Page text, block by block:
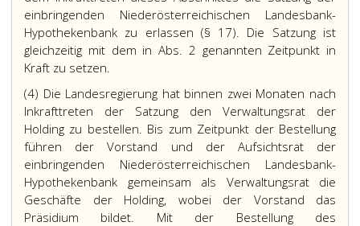
einbringenden Niederösterreichischen Landesbank-
Hypothekenbank zu erlassen (§ 17). Die Satzung ist
gleichzeitig mit dem in Abs. 2 genannten Zeitpunkt in
Kraft zu setzen.
(4) Die Landesregierung hat binnen zwei Monaten nach
Inkrafttreten der Satzung den Verwaltungsrat der
Holding zu bestellen. Bis zum Zeitpunkt der Bestellung
führen der Vorstand und der Aufsichtsrat der
einbringenden Niederösterreichischen Landesbank-
Hypothekenbank gemeinsam als Verwaltungsrat die
Geschäfte der Holding, wobei der Vorstand das
Präsidium bildet. Mit der Bestellung des